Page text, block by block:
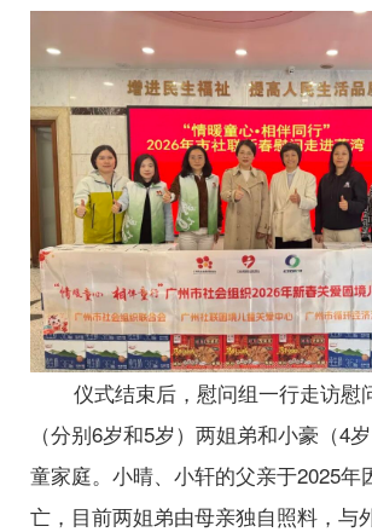
仪式结束后，慰问组一行走访慰
（分别6岁和5岁）两姐弟和小豪（4
童家庭。小晴、小轩的父亲于2025年
亡，目前两姐弟由母亲独自照料，与